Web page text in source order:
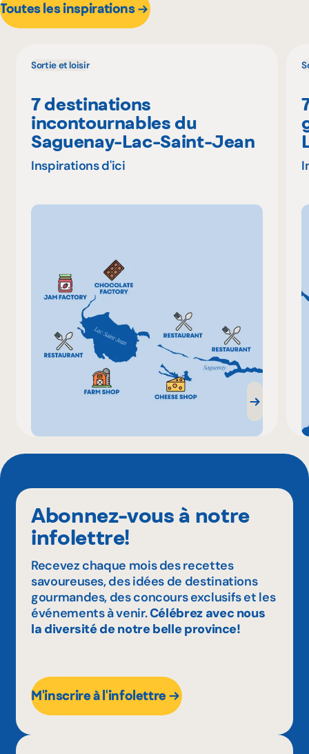
Toutes les inspirations
Sortie et loisir
7 destinations
incontournables du
Saguenay-Lac-Saint-Jean
Inspirations d'ici
Abonnez-vous à notre
infolettre!
Recevez chaque mois des recettes
savoureuses, des idées de destinations
gourmandes, des concours exclusifs et les
événements à venir.Célébrez avec nous
la diversité de notre belle province!
M'inscrire à l'infolettre